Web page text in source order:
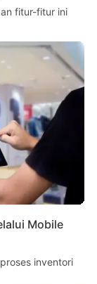
fitur-fitur ini
Mobile
inventori